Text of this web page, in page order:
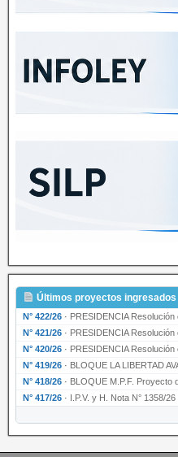
Últimos proyectos ingresados
N° 422/26 · PRESIDENCIA Resolución
N° 421/26 · PRESIDENCIA Resolución
N° 420/26 · PRESIDENCIA Resolución
N° 419/26 · BLOQUE LA LIBERTAD AVANZA
N° 418/26 · BLOQUE M.P.F. Proyecto de Ley
N° 417/26 · I.P.V. y H. Nota N° 1358/26 Dando